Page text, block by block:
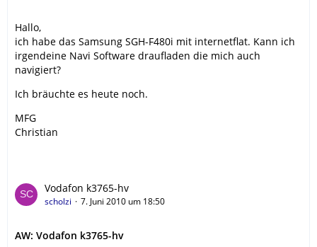
Hallo,
ich habe das Samsung SGH-F480i mit internetflat. Kann ich
irgendeine Navi Software draufladen die mich auch
navigiert?
Ich bräuchte es heute noch.
MFG
Christian
Vodafon k3765-hv
scholzi 7. Juni 2010 um 18:50
AW: Vodafon k3765-hv